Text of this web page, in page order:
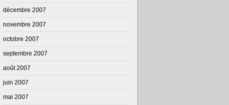
décembre 2007
novembre 2007
octobre 2007
septembre 2007
août 2007
juin 2007
mai 2007